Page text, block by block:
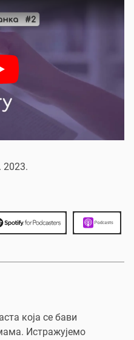
2023.
која се бави
Истражујемо